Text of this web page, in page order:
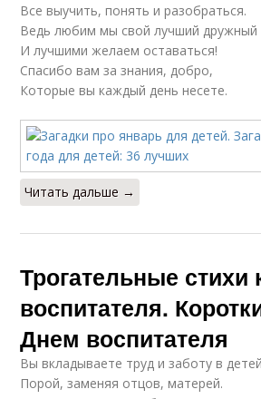
Все выучить, понять и разобраться.
Ведь любим мы свой лучший дружный
И лучшими желаем оставаться!
Спасибо вам за знания, добро,
Которые вы каждый день несете.
Читать дальше →
Трогательные
воспитателя.
Днем воспитателя
Вы вкладываете труд и заботу в
Порой, заменяя отцов, матерей.